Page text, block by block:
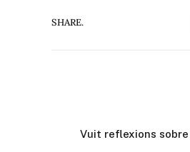
SHARE.
Vuit reflexions